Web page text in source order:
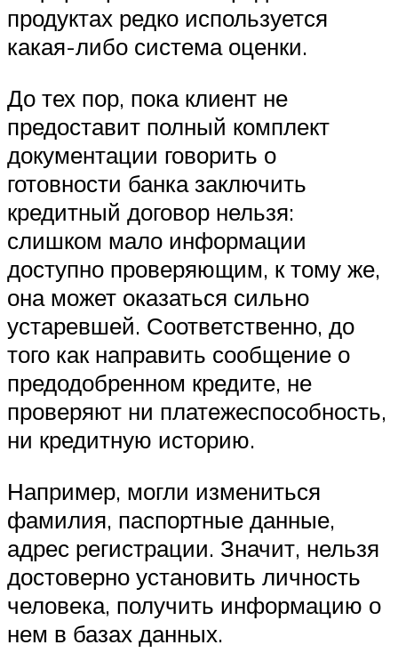
продуктах редко используется
какая-либо система оценки.
До тех пор, пока клиент не
предоставит полный комплект
документации говорить о
готовности банка заключить
кредитный договор нельзя:
слишком мало информации
доступно проверяющим, к тому же,
она может оказаться сильно
устаревшей. Соответственно, до
того как направить сообщение о
предодобренном кредите, не
проверяют ни платежеспособность,
ни кредитную историю.
Например, могли измениться
фамилия, паспортные данные,
адрес регистрации. Значит, нельзя
достоверно установить личность
человека, получить информацию о
нем в базах данных.